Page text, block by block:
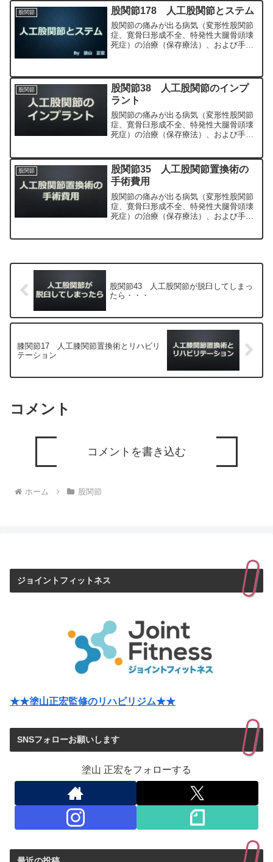
科専門医（人工関節手術を専門）の塗山
正宏が色々と説明します。
股関節 股関節178 人工股関節とステム
股関節の痛みが出る病気（変形性股関節
症、寛骨臼形成不全、特発性大腿骨頭壊
死症）の治療（保存療法）、および手術
科専門医（人工関節手術を専門）の塗山
正宏が色々と説明します。
股関節
股関節38 人工股関節のインプ
ラント
股関節の痛みが出る病気（変形性股関節
症、寛骨臼形成不全、特発性大腿骨頭壊
死症）の治療（保存療法）、および手術
科専門医（人工関節手術を専門）の塗山
正宏が色々と説明します。
股関節
股関節35 人工股関節置換術の
手術費用
股関節の痛みが出る病気（変形性股関節
症、寛骨臼形成不全、特発性大腿骨頭壊
死症）の治療（保存療法）、および手術
股関節43 人工股関節が脱臼してしまっ
たら・・・
膝関節17 人工膝関節置換術とリハビリ
テーション
コメント
コメントを書き込む
ホーム 股関節
ジョイントフィットネス
★★塗山正宏監修のリハビリジム★★
SNSフォローお願いします
塗山 正宏をフォローする